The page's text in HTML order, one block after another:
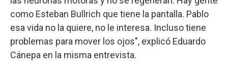
como Esteban Bullrich que tiene la pantalla. Pablo
esa vida no la quiere, no le interesa. Incluso tiene
problemas para mover los ojos", explicó Eduardo
Cánepa en la misma entrevista.